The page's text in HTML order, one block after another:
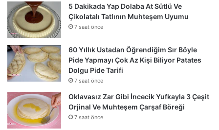
5 Dakikada Yap Dolaba At Sütlü Ve
Çikolatalı Tatlının Muhteşem Uyumu
7 saat önce
60 Yıllık Ustadan Öğrendiğim Sır Böyle
Pide Yapmayı Çok Az Kişi Biliyor Patates
Dolgu Pide Tarifi
7 saat önce
Oklavasız Zar Gibi İncecik Yufkayla 3 Çeşit
Orjinal Ve Muhteşem Çarşaf Böreği
7 saat önce